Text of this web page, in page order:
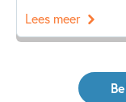
Lees meer